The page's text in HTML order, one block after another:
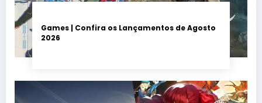
Games | Confira os Lançamentos de Agosto
2026